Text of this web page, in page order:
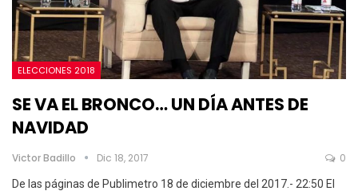
ELECCIONES 2018
SE VA EL BRONCO… UN DÍA ANTES DE
NAVIDAD
Victor Badillo Dic 18, 2017 0
De las páginas de Publimetro 18 de diciembre del 2017.- 22:50 El